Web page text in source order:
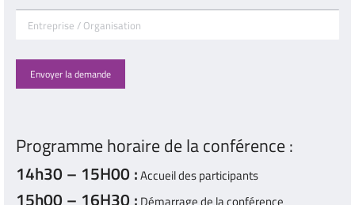
Programme horaire de la conférence :
14h30 – 15H00 :Accueil des participants
15h00 – 16H30 :